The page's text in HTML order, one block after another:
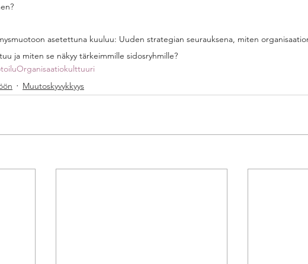
asetettuna kuuluu: Uuden strategian seurauksena, miten
ja miten se näkyy tärkeimmille sidosryhmille?
Organisaatiokulttuuri
Muutoskyvykkyys